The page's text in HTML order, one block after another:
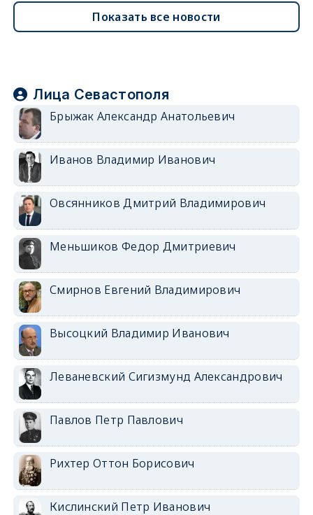
Показать все новости
Лица Севастополя
Брыжак Александр Анатольевич
Иванов Владимир Иванович
Овсянников Дмитрий Владимирович
Меньшиков Федор Дмитриевич
Смирнов Евгений Владимирович
Высоцкий Владимир Иванович
Леваневский Сигизмунд Александрович
Павлов Петр Павлович
Рихтер Оттон Борисович
Кислинский Петр Иванович